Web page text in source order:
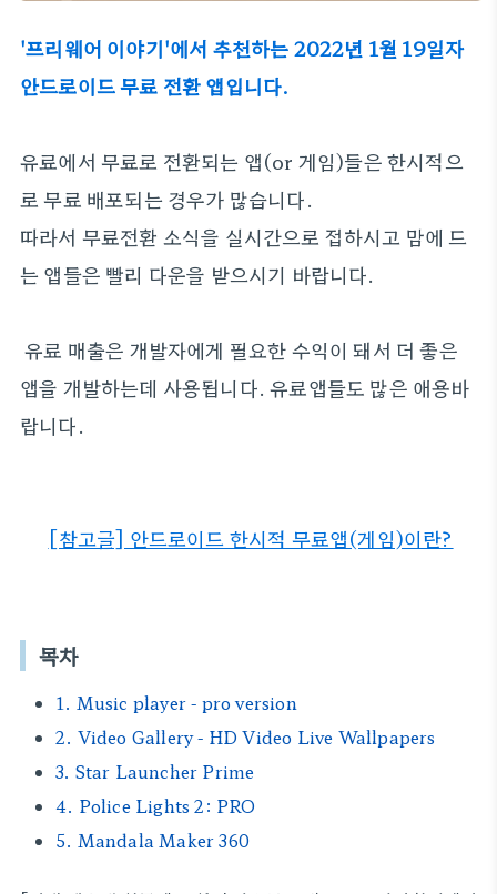
'프리웨어 이야기'에서 추천하는 2022년 1월 19일자
안드로이드 무료 전환 앱입니다.
유료에서 무료로 전환되는 앱(or 게임)들은 한시적으
로 무료 배포되는 경우가 많습니다.
따라서 무료전환 소식을 실시간으로 접하시고 맘에 드
는 앱들은 빨리 다운을 받으시기 바랍니다.
유료 매출은 개발자에게 필요한 수익이 돼서 더 좋은
앱을 개발하는데 사용됩니다. 유료앱들도 많은 애용바
랍니다.
[참고글] 안드로이드 한시적 무료앱(게임)이란?
목차
1. Music player - pro version
2. Video Gallery - HD Video Live Wallpapers
3. Star Launcher Prime
4. Police Lights 2: PRO
5. Mandala Maker 360